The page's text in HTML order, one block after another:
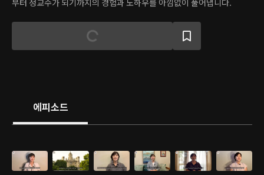
부터 정교수가 되기까지의 경험과 노하우를 아낌없이 풀어냅니다.
에피소드